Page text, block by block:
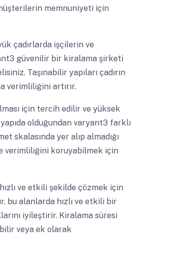
memnuniyeti için
çadırlarda işçilerin ve
güvenilir bir kiralama şirketi
Taşınabilir yapıları çadırın
verimliliğini artırır.
için tercih edilir ve yüksek
olduğundan varyant3 farklı
skalasında yer alıp almadığı
verimliliğini koruyabilmek için
ve etkili şekilde çözmek için
bu alanlarda hızlı ve etkili bir
iyileştirir. Kiralama süresi
veya ek olarak